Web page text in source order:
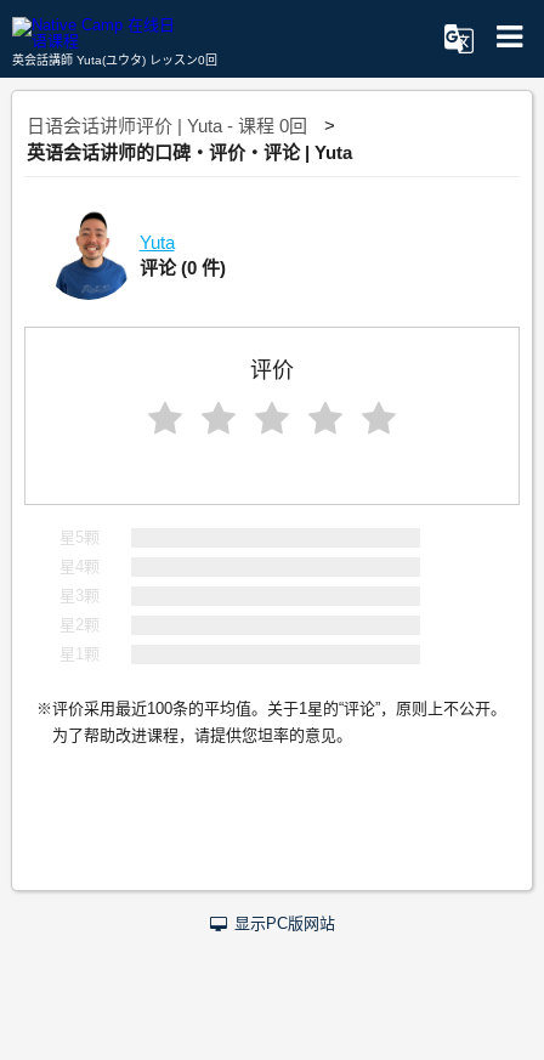
英会話講師 Yuta(ユウタ) レッスン0回
日语会话讲师评价 | Yuta - 课程 0回
英语会话讲师的口碑・评价・评论 | Yuta
Yuta
评论(0 件)
评价
星5颗
星4颗
星3颗
星2颗
星1颗
评价采用最近100条的平均值。关于1星的“评论”，原则上不公开。
为了帮助改进课程，请提供您坦率的意见。
显示PC版网站